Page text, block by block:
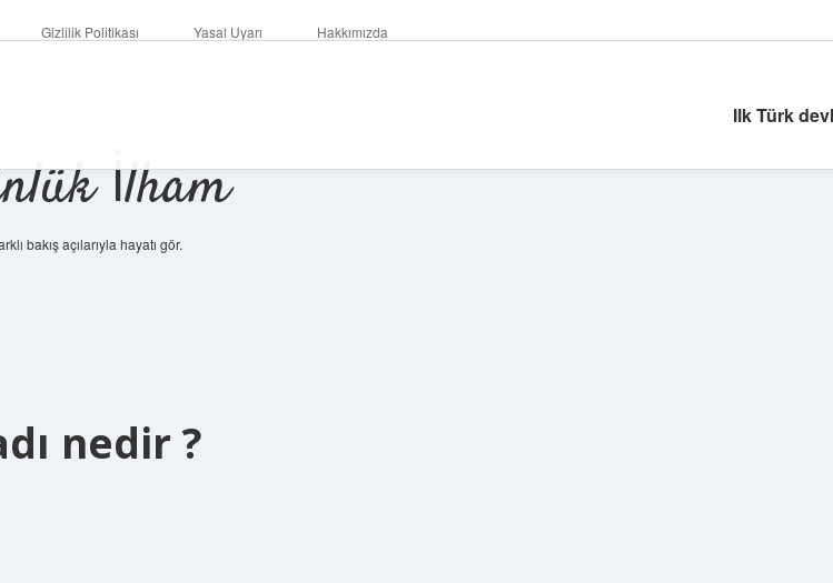
Gizlilik Politikası Yasal Uyarı Hakkımızda
İlham
bakış açılarıyla hayatı gör.
nedir ?
Ilk Türk